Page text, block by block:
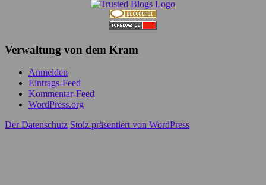
Verwaltung von dem Kram
Anmelden
Eintrags-Feed
Kommentar-Feed
WordPress.org
Der Datenschutz Stolz präsentiert von WordPress